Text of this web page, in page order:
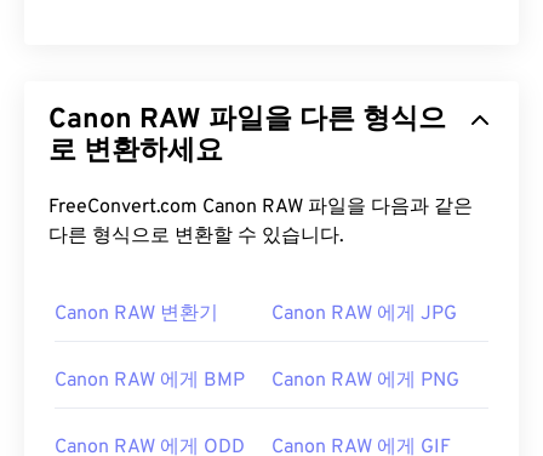
Canon RAW 파일을 다른 형식으
로 변환하세요
FreeConvert.com Canon RAW 파일을 다음과 같은
다른 형식으로 변환할 수 있습니다.
Canon RAW 변환기 Canon RAW 에게 JPG
Canon RAW 에게 BMP Canon RAW 에게 PNG
Canon RAW 에게 ODD Canon RAW 에게 GIF